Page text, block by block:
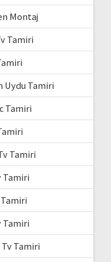
Montaj
Tamiri
Uydu Tamiri
Tamiri
Tamiri
Tamiri
Tamiri
Tamiri